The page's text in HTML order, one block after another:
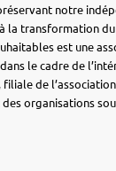
notre
la transformation
est une
le cadre de
filiale de
organisations